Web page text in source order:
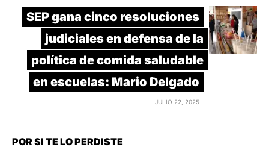
SEP gana cinco resoluciones
judiciales en defensa de la
política de comida saludable
en escuelas: Mario Delgado
JULIO 22, 2025
POR SI TE LO PERDISTE